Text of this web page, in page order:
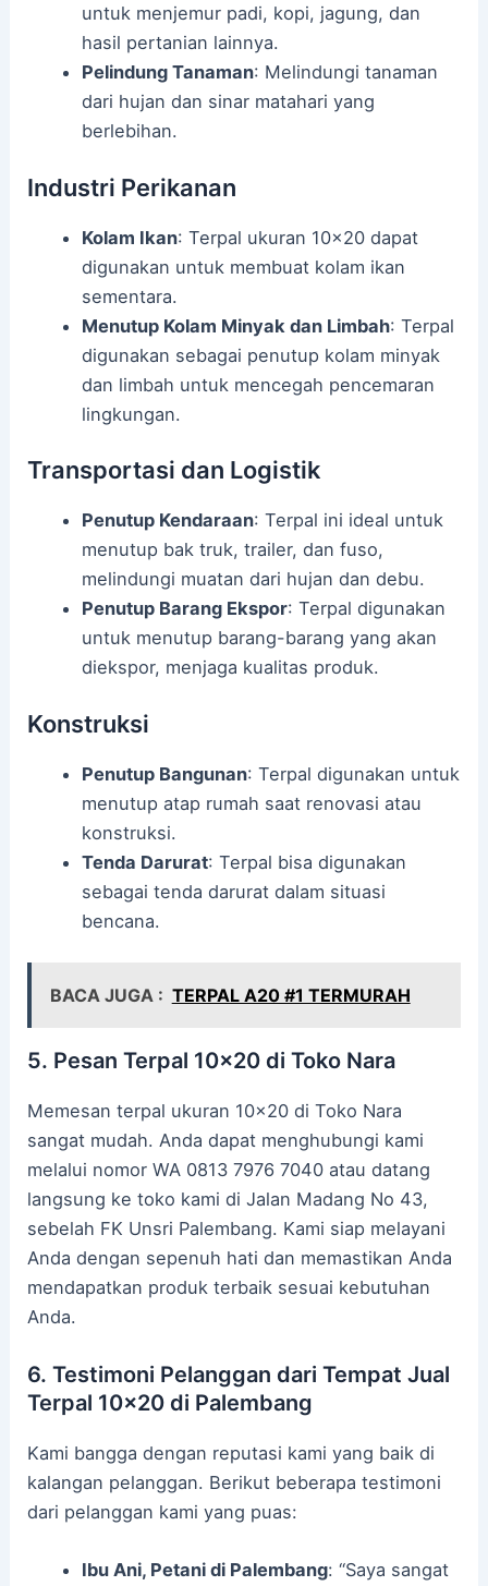
untuk menjemur padi, kopi, jagung, dan
hasil pertanian lainnya.
Pelindung Tanaman: Melindungi tanaman
dari hujan dan sinar matahari yang
berlebihan.
Industri Perikanan
Kolam Ikan: Terpal ukuran 10×20 dapat
digunakan untuk membuat kolam ikan
sementara.
Menutup Kolam Minyak dan Limbah: Terpal
digunakan sebagai penutup kolam minyak
dan limbah untuk mencegah pencemaran
lingkungan.
Transportasi dan Logistik
Penutup Kendaraan: Terpal ini ideal untuk
menutup bak truk, trailer, dan fuso,
melindungi muatan dari hujan dan debu.
Penutup Barang Ekspor: Terpal digunakan
untuk menutup barang-barang yang akan
diekspor, menjaga kualitas produk.
Konstruksi
Penutup Bangunan: Terpal digunakan untuk
menutup atap rumah saat renovasi atau
konstruksi.
Tenda Darurat: Terpal bisa digunakan
sebagai tenda darurat dalam situasi
bencana.
BACA JUGA : TERPAL A20 #1 TERMURAH
5. Pesan Terpal 10×20 di Toko Nara
Memesan terpal ukuran 10×20 di Toko Nara
sangat mudah. Anda dapat menghubungi kami
melalui nomor WA 0813 7976 7040 atau datang
langsung ke toko kami di Jalan Madang No 43,
sebelah FK Unsri Palembang. Kami siap melayani
Anda dengan sepenuh hati dan memastikan Anda
mendapatkan produk terbaik sesuai kebutuhan
Anda.
6. Testimoni Pelanggan dari Tempat Jual
Terpal 10×20 di Palembang
Kami bangga dengan reputasi kami yang baik di
kalangan pelanggan. Berikut beberapa testimoni
dari pelanggan kami yang puas:
Ibu Ani, Petani di Palembang: “Saya sangat